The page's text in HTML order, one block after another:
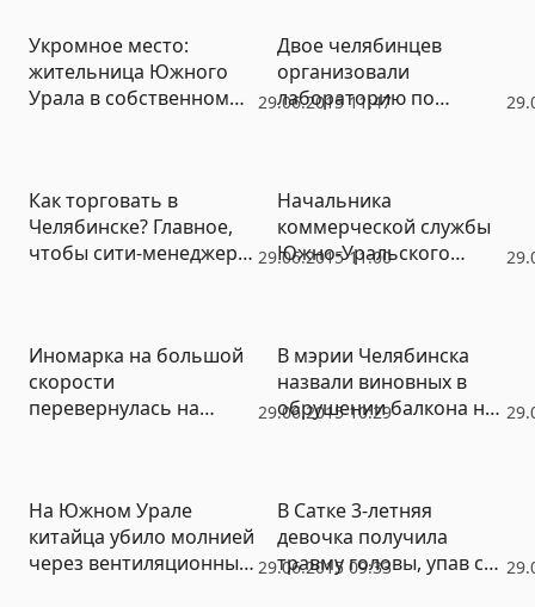
29.06.2015 11:47
Укромное место:
жительница Южного
Урала в собственном
в колонию
Двое челябинцев
организовали
лабораторию по
29.06.2015 11:00
Как торговать в
Челябинске? Главное,
чтобы сити-менеджер
Начальника
коммерческой службы
Южно-Уральского
29.06.2015 10:29
Иномарка на большой
скорости
перевернулась на
В мэрии Челябинска
назвали виновных в
обрушении балкона на
29.06.2015 09:33
На Южном Урале
китайца убило молнией
через вентиляционный
В Сатке 3-летняя
девочка получила
травму головы, упав с